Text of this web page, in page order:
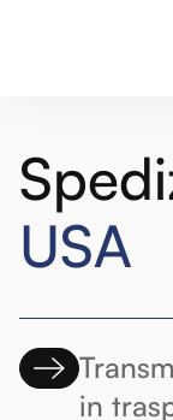
USA
in